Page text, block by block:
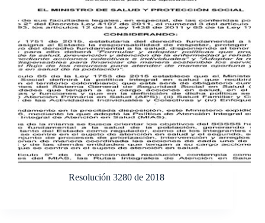
Resolución 3280 de 2018